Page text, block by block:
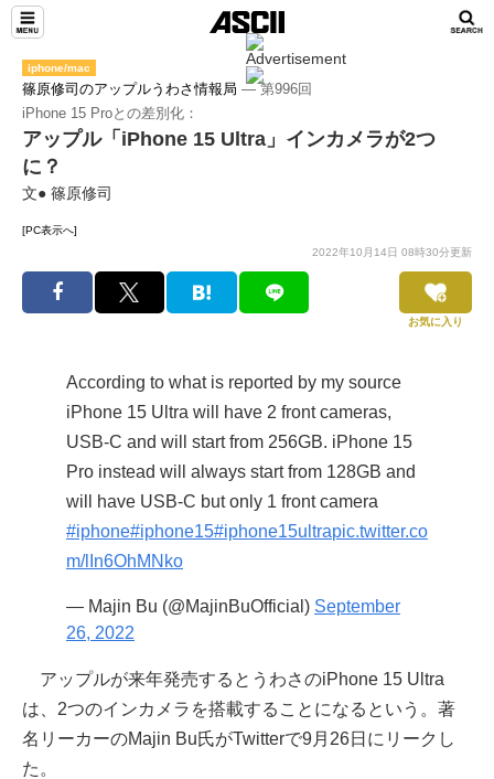
iphone/mac
篠原修司のアップルうわさ情報局 ― 第996回
iPhone 15 Proとの差別化：
アップル「iPhone 15 Ultra」インカメラが2つ
に？
文● 篠原修司
[PC表示へ]
2022年10月14日 08時30分更新
お気に入り
According to what is reported by my source
iPhone 15 Ultra will have 2 front cameras,
USB-C and will start from 256GB. iPhone 15
Pro instead will always start from 128GB and
will have USB-C but only 1 front camera
#iphone#iphone15#iphone15ultrapic.twitter.co
m/lIn6OhMNko
— Majin Bu (@MajinBuOfficial) September
26, 2022
アップルが来年発売するとうわさのiPhone 15 Ultra
は、2つのインカメラを搭載することになるという。著
名リーカーのMajin Bu氏がTwitterで9月26日にリークし
た。